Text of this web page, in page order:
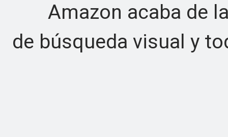
Amazon acaba de
de búsqueda visual y